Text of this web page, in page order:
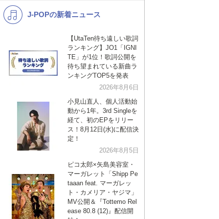
K-POP 演歌・歌謡
洋楽
ディズニー
J-POPの新着ニュース
【UtaTen待ち遠しい歌詞
ランキング】JO1「IGNI
TE」が1位！歌詞公開を
待ち望まれている新曲ラ
ンキングTOP5を発表
2026年8月6日
小見山直人、個人活動始
動から1年。3rd Singleを
経て、初のEPをリリー
ス！8月12日(水)に配信決
定！
2026年8月5日
ピコ太郎×矢島美容室・
マーガレット「Shipp Pe
taaan feat. マーガレッ
ト・カメリア・ヤジマ」
MV公開＆『Tottemo Rel
ease 80.8 (12)』配信開